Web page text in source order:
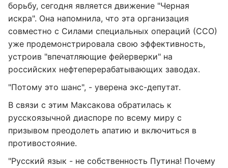
борьбу, сегодня является движение "Черная
искра". Она напомнила, что эта организация
совместно с Силами специальных операций (ССО)
уже продемонстрировала свою эффективность,
устроив "впечатляющие фейерверки" на
российских нефтеперерабатывающих заводах.
"Потому это шанс", - уверена экс-депутат.
В связи с этим Максакова обратилась к
русскоязычной диаспоре по всему миру с
призывом преодолеть апатию и включиться в
противостояние.
"Русский язык - не собственность Путина! Почему